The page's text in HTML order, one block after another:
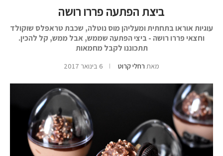
ביצת הפתעה פררו רושה
עוגיות אוראו בתחתית ומעליהן מוס נוטלה, שכבת טראפלס שוקולד
וחצאי פררו רושה - ביצי הפתעה שממש, אבל ממש, קל להכין.
תתכוננו לקבל מחמאות
מאת רחלי קרוט 6 בינואר 2017